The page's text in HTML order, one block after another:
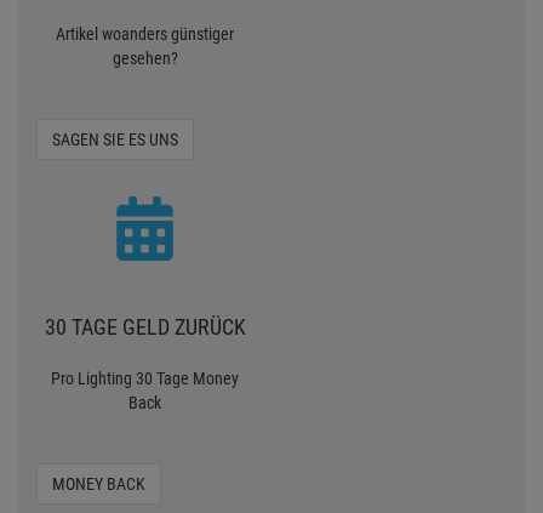
Artikel woanders günstiger
gesehen?
SAGEN SIE ES UNS
30 TAGE GELD ZURÜCK
Pro Lighting 30 Tage Money
Back
MONEY BACK